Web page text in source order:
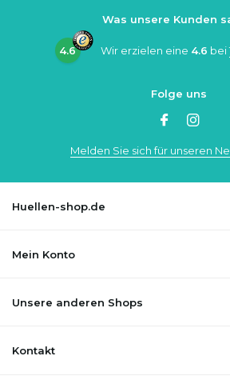
Was unsere Kunden
4.6 Wir erzielen eine 4.6 bei
Folge uns
Melden Sie sich für unseren
Huellen-shop.de
Mein Konto
Unsere anderen Shops
Kontakt